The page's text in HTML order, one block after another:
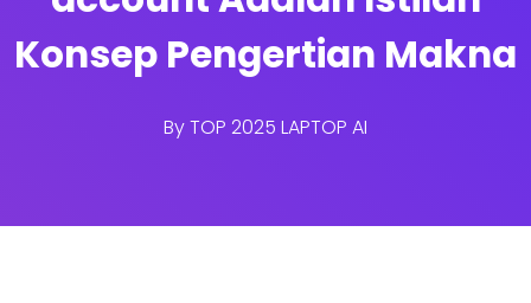
Konsep Pengertian Makna
ByTOP 2025 LAPTOP AI